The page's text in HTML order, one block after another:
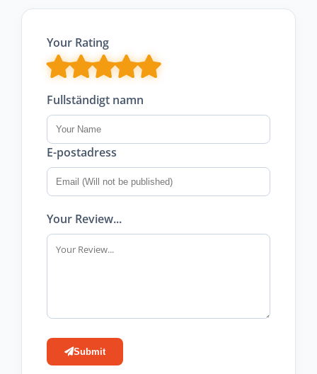
Your Rating
Fullständigt namn
E-postadress
Your Review...
Submit